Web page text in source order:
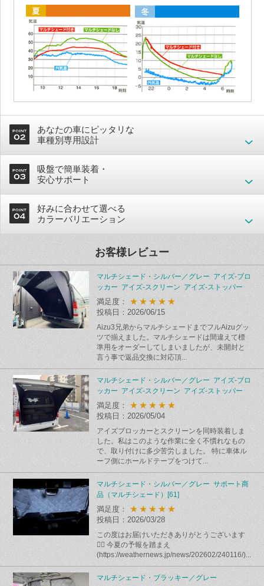
あなたの車にピッタリな
車種別専用設計
吸盤で簡単装着・
安心サポート
好みに合わせて選べる
カラーバリエーション
お客様レビュー
マルチシェード・シルバー／グレー アイズ-ブロ
ッカー アイズ-スクリーン アイズ-ストッパー
満足度： ★★★★★
投稿日：2026/06/15
Aizu3兄弟からマルチシェードまでフルAizuグッ
ツで揃えました。マルチシェードは間違えて標
準用をオーダーしてしまいましたが、未開封と
言う事で返品交換に対応頂...
マルチシェード・シルバー／グレー アイズ-ブロ
ッカー アイズ-スクリーン アイズ-ストッパー
満足度： ★★★★★
投稿日：2026/05/04
アイズブロッカーとスクリーンを同時装着しま
した。私はこのような作業に全く不慣れなもの
で、取り付けに多少苦労しました。 特に車体ル
ーフ側にホールドテープをつけて...
マルチシェード・シルバー／グレー サポート商
品（マルチシェード）[61]
満足度： ★★★★★
投稿日：2026/03/28
この度はお届けいただきありがとうございます
🙇‍♂️ 今夏の予報を踏まえ
(https://weathernews.jp/news/202602/240116/)...
マルチシェード・ブラッキー／グレー